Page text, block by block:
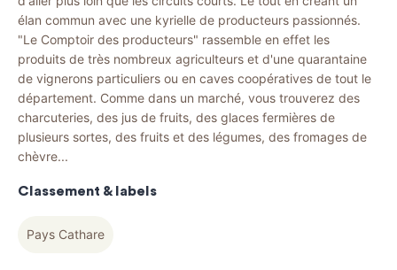
élan commun avec une kyrielle de producteurs passionnés.
"Le Comptoir des producteurs" rassemble en effet les
produits de très nombreux agriculteurs et d'une quarantaine
de vignerons particuliers ou en caves coopératives de tout le
département. Comme dans un marché, vous trouverez des
charcuteries, des jus de fruits, des glaces fermières de
plusieurs sortes, des fruits et des légumes, des fromages de
chèvre...
Classement & labels
Pays Cathare